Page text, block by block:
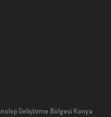
Geliştirme Bölgesi Konya